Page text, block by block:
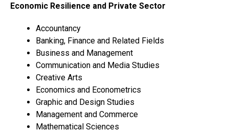
Economic Resilience and Private Sector
Accountancy
Banking, Finance and Related Fields
Business and Management
Communication and Media Studies
Creative Arts
Economics and Econometrics
Graphic and Design Studies
Management and Commerce
Mathematical Sciences